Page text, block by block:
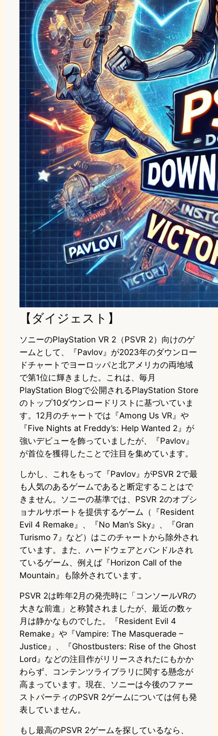
【ダイジェスト】
ソニーのPlayStation VR 2（PSVR 2）向けのゲ
ームとして、『Pavlov』が2023年のダウンロー
ドチャートでヨーロッパと北アメリカの両地域
で第1位に輝きました。これは、毎月
PlayStation Blogで公開されるPlayStation Store
のトップ10ダウンロードリストに基づいていま
す。12月のチャートでは『Among Us VR』や
『Five Nights at Freddy’s: Help Wanted 2』が
強いデビューを飾っていましたが、『Pavlov』
が首位を獲得したことで注目を集めています。
しかし、これをもって『Pavlov』がPSVR 2で最
も人気のあるゲームであると断定することはで
きません。ソニーの基準では、PSVR 2のオプシ
ョナルサポートを提供するゲーム（『Resident
Evil 4 Remake』、『No Man’s Sky』、『Gran
Turismo 7』など）はこのチャートから除外され
ています。また、ハードウェアとバンドルされ
ているゲーム、例えば『Horizon Call of the
Mountain』も除外されています。
PSVR 2は昨年2月の発売時に「コンソールVRの
大きな前進」と称賛されましたが、最近の数ヶ
月は静かなものでした。『Resident Evil 4
Remake』や『Vampire: The Masquerade –
Justice』、『Ghostbusters: Rise of the Ghost
Lord』などの注目作がリリースされたにもかか
わらず、コンテンツライブラリに関する懸念が
高まっています。現在、ソニーは今後のファー
ストパーティのPSVR 2ゲームについては何も発
表していません。
もし最高のPSVR 2ゲームを探しているなら、